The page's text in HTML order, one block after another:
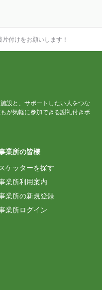
付けをお願いします！
設と、サポートしたい人をつな
が気軽に参加できる謝礼付きボ
業所の皆様
スケッターを探す
業所利用案内
業所の新規登録
業所ログイン